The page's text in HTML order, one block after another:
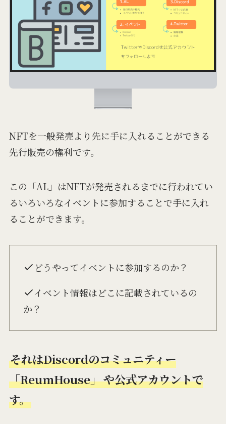
NFTを一般発売より先に手に入れることができる
先行販売の権利です。
この「AL」はNFTが発売されるまでに行われてい
るいろいろなイベントに参加することで手に入れ
ることができます。
どうやってイベントに参加するのか？
イベント情報はどこに記載されているの
か？
それはDiscordのコミュニティー
「ReumHouse」や公式アカウントで
す。